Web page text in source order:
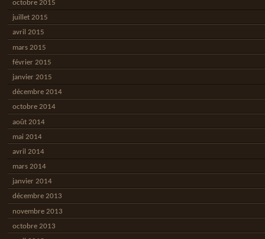
octobre 2015
juillet 2015
avril 2015
mars 2015
février 2015
janvier 2015
décembre 2014
octobre 2014
août 2014
mai 2014
avril 2014
mars 2014
janvier 2014
décembre 2013
novembre 2013
octobre 2013